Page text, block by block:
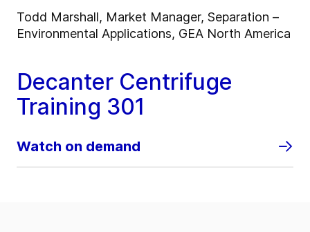
Todd Marshall, Market Manager, Separation –
Environmental Applications, GEA North America
Decanter Centrifuge
Training 301
Watch on demand